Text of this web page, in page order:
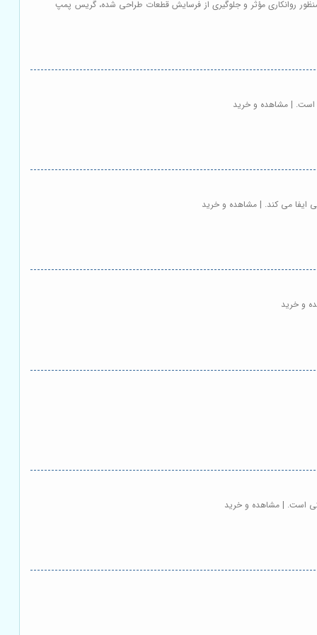
روانکاری مؤثر و جلوگیری از فرسایش قطعات طراحی شده، گریس پمپ
است. | مشاهده و خرید
ایفا می کند. | مشاهده و خرید
و خرید
است. | مشاهده و خرید